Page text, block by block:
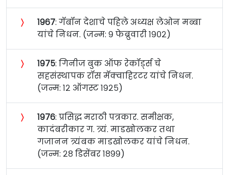
〉 १९६७: गॅबॉन देशाचे पहिले अध्यक्ष लेओन मब्बा
यांचे निधन. (जन्म: ९ फेब्रुवारी १९०२)
〉 १९७५: गिनीज बुक ऑफ रेकॉर्ड्स चे
सहसंस्थापक रॉस मॅक्वाहिरटर यांचे निधन.
(जन्म: १२ ऑगस्ट १९२५)
〉 १९७६: प्रसिद्ध मराठी पत्रकार. समीक्षक,
कादंबरीकार ग. त्र्यं. माडखोलकर तथा
गजानन त्र्यंबक माडखोलकर यांचे निधन.
(जन्म: २८ डिसेंबर १८९९)